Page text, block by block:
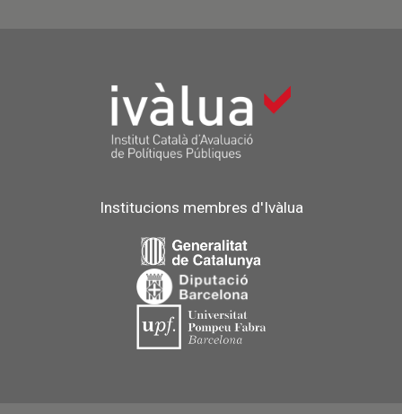
Institucions membres d'Ivàlua